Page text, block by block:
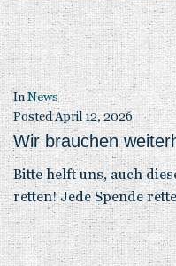
InNews
PostedApril 12, 2026
Wir brauchen
Bitte helft uns, auch
retten! Jede Spende